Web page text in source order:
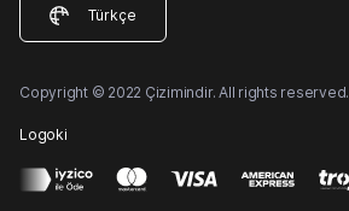
Türkçe
Copyright © 2022 Çizimindir. All rights reserved.
Logoki